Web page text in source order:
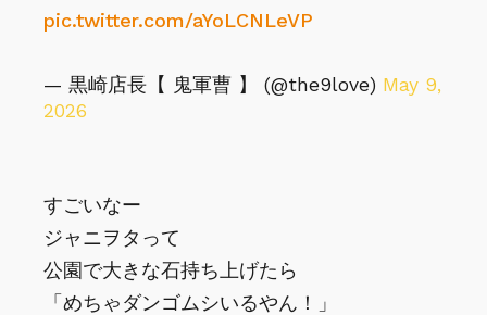
pic.twitter.com/aYoLCNLeVP
— 黒崎店長【 鬼軍曹 】 (@the9love) May 9,
2026
すごいなー
ジャニヲタって
公園で大きな石持ち上げたら
「めちゃダンゴムシいるやん！」